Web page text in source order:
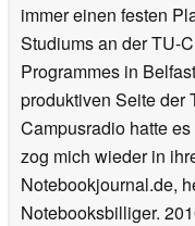
immer einen festen
Studiums an der TU-
Programmes in
produktiven Seite der
Campusradio hatte
zog mich wieder in
Notebookjournal.de,
Notebooksbilliger.